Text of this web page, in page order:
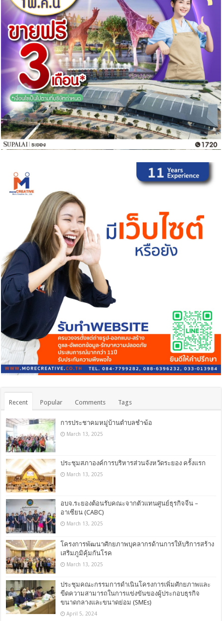
Recent Popular Comments Tags
การประชาคมหมู่บ้านตำบลชำฆ้อ
March 13, 2025
ประชุมสภาองค์การบริหารส่วนจังหวัดระยอง ครั้งแรก
March 13, 2025
อบจ.ระยองต้อนรับคณะจากตัวแทนศูนย์ธุรกิจจีน –
อาเซียน (CABC)
March 13, 2025
โครงการพัฒนาศักยภาพบุคลากรด้านการให้บริการสร้าง
เสริมภูมิคุ้มกันโรค
March 13, 2025
ประชุมคณะกรรมการดำเนินโครงการเพิ่มศักยภาพและ
ขีดความสามารถในการแข่งขันของผู้ประกอบธุรกิจ
ขนาดกลางและขนาดย่อม (SMEs)
April 5, 2024